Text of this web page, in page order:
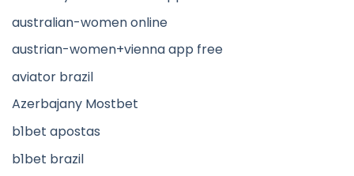
australian-women online
austrian-women+vienna app free
aviator brazil
Azerbajany Mostbet
b1bet apostas
b1bet brazil